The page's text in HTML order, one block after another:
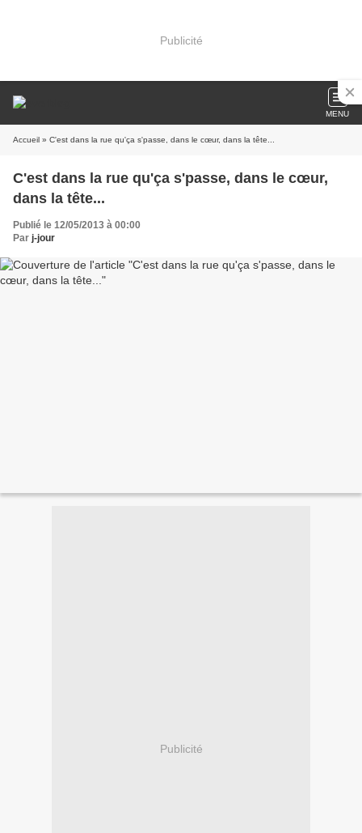
Publicité
MENU
Accueil » C'est dans la rue qu'ça s'passe, dans le cœur, dans la tête...
C'est dans la rue qu'ça s'passe, dans le cœur,
dans la tête...
Publié le 12/05/2013 à 00:00
Par j-jour
Publicité